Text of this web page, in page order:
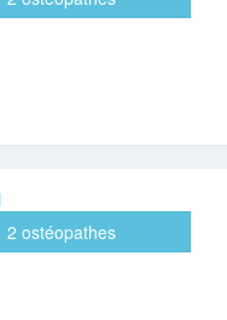
2 ostéopathes